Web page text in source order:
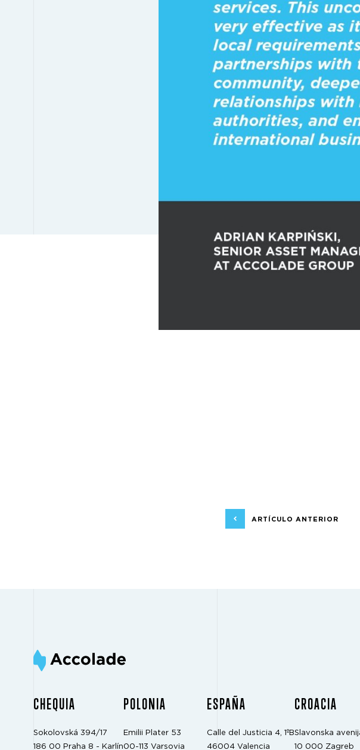
ARTÍCULO ANTERIOR
CHEQUIA
Sokolovská 394/17
186 00 Praha 8 - Karlín
POLONIA
Emilii Plater 53
00-113 Varsovia
ESPAÑA
Calle del Justicia 4, 1ºB
46004 Valencia
CROACIA
Slavonska
10 000 Zagreb